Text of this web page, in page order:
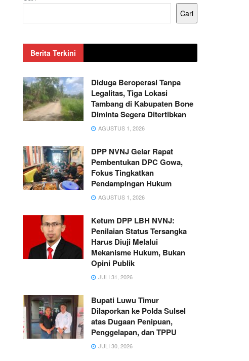
Cari
Berita Terkini
Diduga Beroperasi Tanpa
Legalitas, Tiga Lokasi
Tambang di Kabupaten Bone
Diminta Segera Ditertibkan
AGUSTUS 1, 2026
DPP NVNJ Gelar Rapat
Pembentukan DPC Gowa,
Fokus Tingkatkan
Pendampingan Hukum
AGUSTUS 1, 2026
Ketum DPP LBH NVNJ:
Penilaian Status Tersangka
Harus Diuji Melalui
Mekanisme Hukum, Bukan
Opini Publik
JULI 31, 2026
Bupati Luwu Timur
Dilaporkan ke Polda Sulsel
atas Dugaan Penipuan,
Penggelapan, dan TPPU
JULI 30, 2026